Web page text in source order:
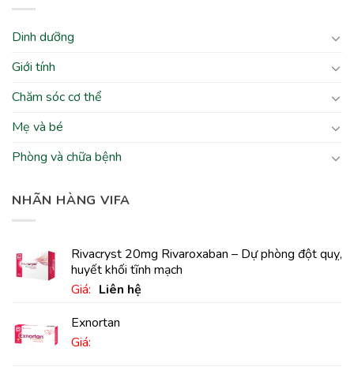
Dinh dưỡng
Giới tính
Chăm sóc cơ thể
Mẹ và bé
Phòng và chữa bệnh
NHÃN HÀNG VIFA
Rivacryst 20mg Rivaroxaban – Dự phòng đột quỵ,
huyết khối tĩnh mạch
Giá: Liên hệ
Exnortan
Giá: